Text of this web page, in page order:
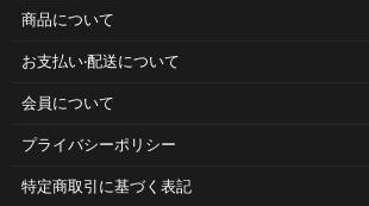
商品について
お⽀払い‧配送について
会員について
プライバシーポリシー
特定商取引に基づく表記